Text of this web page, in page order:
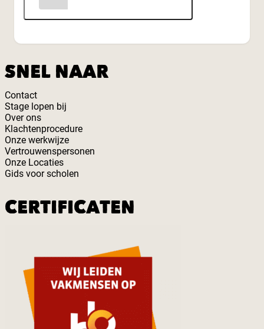
SNEL NAAR
Contact
Stage lopen bij
Over ons
Klachtenprocedure
Onze werkwijze
Vertrouwenspersonen
Onze Locaties
Gids voor scholen
CERTIFICATEN